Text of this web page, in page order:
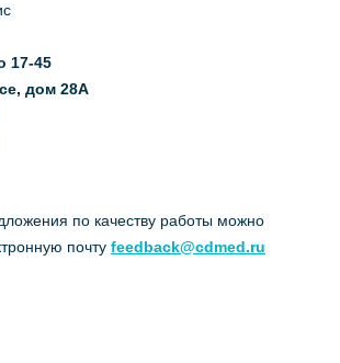
17-45
дом 28А
по качеству работы можно
почту feedback@cdmed.ru